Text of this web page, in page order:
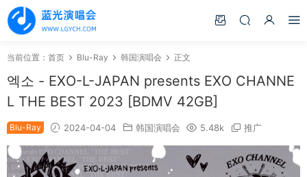
当前位置： 首页 Blu-Ray 韩国演唱会 正文
엑소 - EXO-L-JAPAN presents EXO CHANNE
L THE BEST 2023 [BDMV 42GB]
Blu-Ray 2024-04-04 韩国演唱会 5.48k 推广